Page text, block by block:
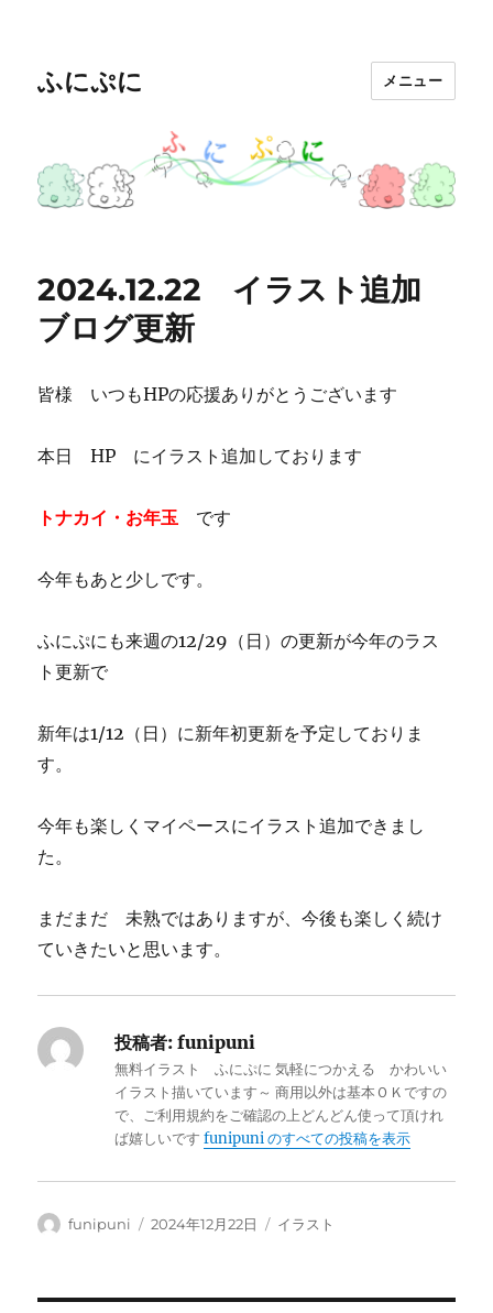
ふにぷに メニュー
2024.12.22 イラスト追加
ブログ更新
皆様 いつもHPの応援ありがとうございます
本日 HP にイラスト追加しております
トナカイ・お年玉 です
今年もあと少しです。
ふにぷにも来週の12/29（日）の更新が今年のラス
ト更新で
新年は1/12（日）に新年初更新を予定しておりま
す。
今年も楽しくマイペースにイラスト追加できまし
た。
まだまだ 未熟ではありますが、今後も楽しく続け
ていきたいと思います。
投稿者: funipuni
無料イラスト ふにぷに 気軽につかえる かわいい
イラスト描いています～ 商用以外は基本ＯＫですの
で、ご利用規約をご確認の上どんどん使って頂けれ
ば嬉しいですfunipuni のすべての投稿を表示
投
funipuni
投
2024年12月22日
カ
イラスト